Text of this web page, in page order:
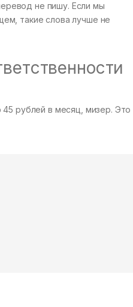
не пишу. Если мы
такие слова лучше не
45 рублей в месяц, мизер. Это